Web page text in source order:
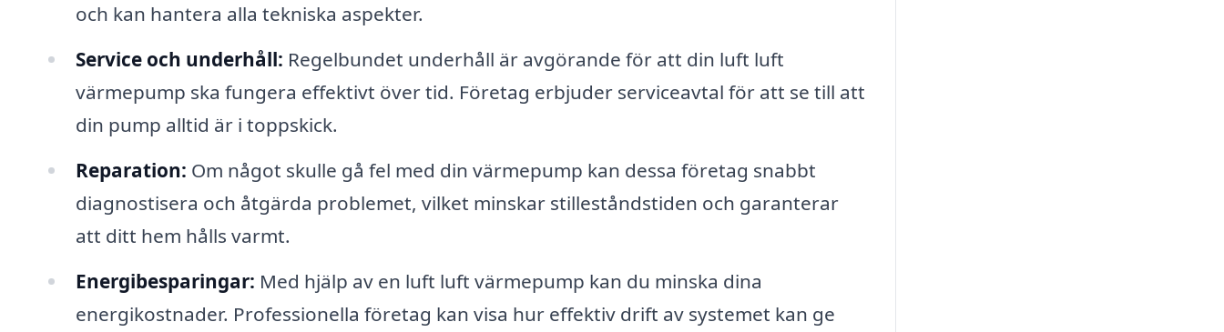
och kan hantera alla tekniska aspekter.
Service och underhåll: Regelbundet underhåll är avgörande för att din luft luft
värmepump ska fungera effektivt över tid. Företag erbjuder serviceavtal för att se till att
din pump alltid är i toppskick.
Reparation: Om något skulle gå fel med din värmepump kan dessa företag snabbt
diagnostisera och åtgärda problemet, vilket minskar stilleståndstiden och garanterar
att ditt hem hålls varmt.
Energibesparingar: Med hjälp av en luft luft värmepump kan du minska dina
energikostnader. Professionella företag kan visa hur effektiv drift av systemet kan ge